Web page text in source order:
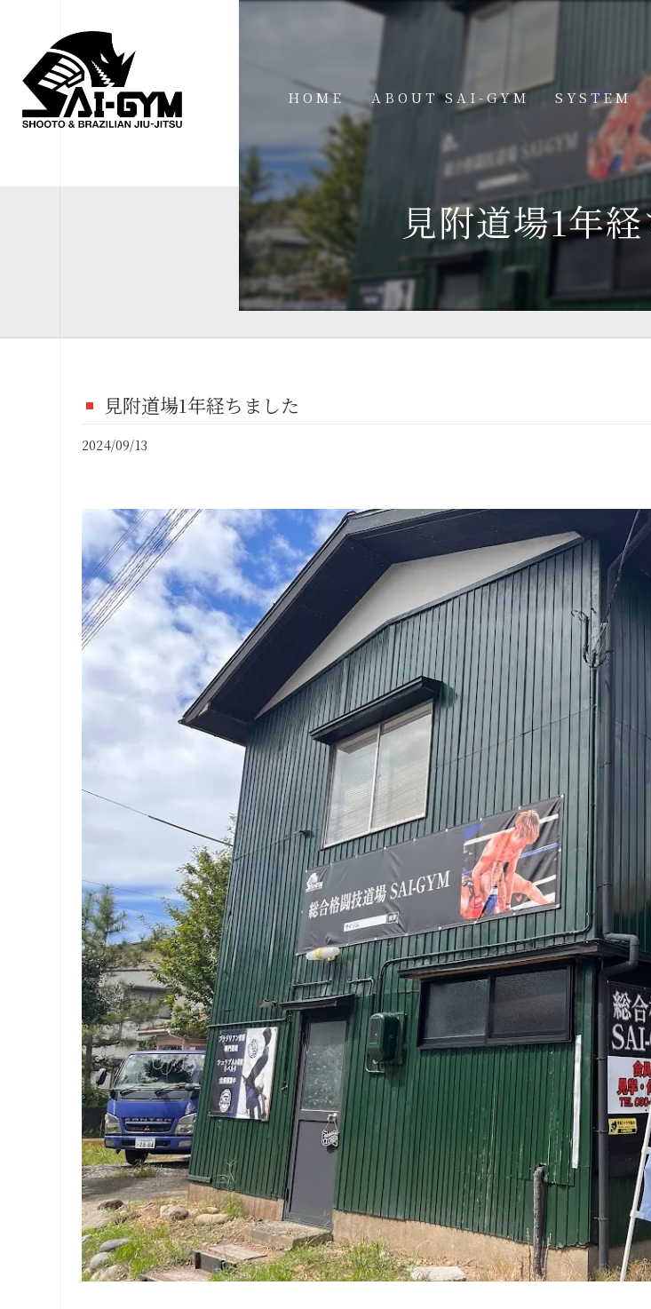
HOME ABOUT SAI-GYM
INSTRUCTOR
FIGHTER
ACCESS
SYSTEM
見附道場1年
見附道場1年経ちました
2024/09/13